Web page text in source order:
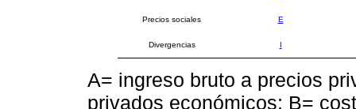
Precios sociales E
Divergencias I
A= ingreso bruto a precios
privados económicos; B=